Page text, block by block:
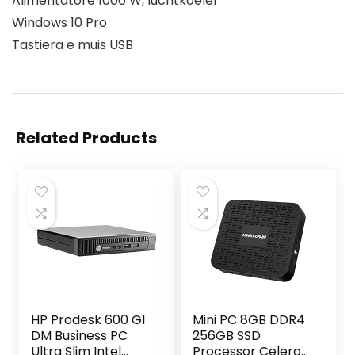
Windows 10 Pro
Tastiera e muis USB
Related Products
HP Prodesk 600 G1
DM Business PC
Mini PC 8GB DDR4
256GB SSD